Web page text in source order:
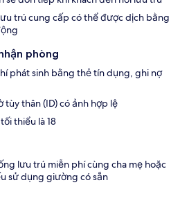
trú cung cấp có thể được dịch bằng
phòng
phát sinh bằng thẻ tín dụng, ghi nợ
tùy thân (ID) có ảnh hợp lệ
thiểu là 18
lưu trú miễn phí cùng cha mẹ hoặc
sử dụng giường có sẵn